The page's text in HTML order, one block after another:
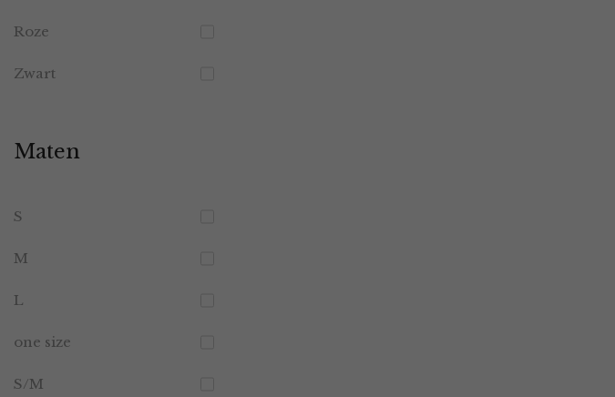
Roze
Zwart
Maten
S
M
L
one size
S/M